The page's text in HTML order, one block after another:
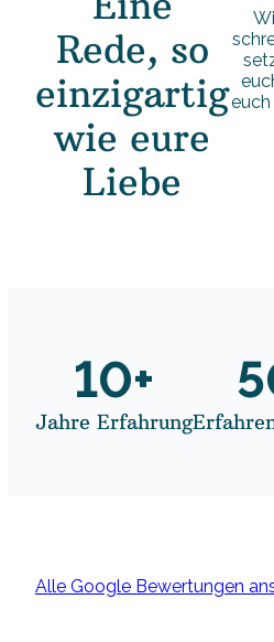
Rede, so
einzigartig
wie eure
Liebe
10+
Jahre Erfahrung
Alle Google Bewertungen